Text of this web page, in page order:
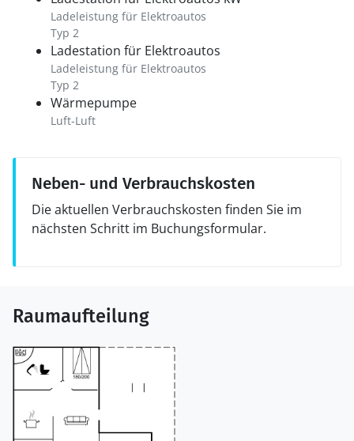
Ladeleistung für Elektroautos
Typ 2
Ladestation für Elektroautos
Ladeleistung für Elektroautos
Typ 2
Wärmepumpe
Luft-Luft
Neben- und Verbrauchskosten
Die aktuellen Verbrauchskosten finden Sie im
nächsten Schritt im Buchungsformular.
Raumaufteilung